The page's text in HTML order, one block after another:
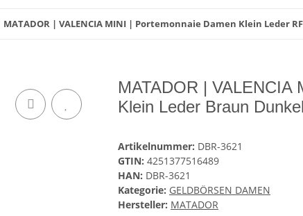
MATADOR | VALENCIA MINI | Portemonnaie Damen Klein Leder
MATADOR | VALENCIA
Klein Leder Braun Dunkel
Artikelnummer: DBR-3621
GTIN: 4251377516489
HAN: DBR-3621
Kategorie: GELDBÖRSEN DAMEN
Hersteller: MATADOR